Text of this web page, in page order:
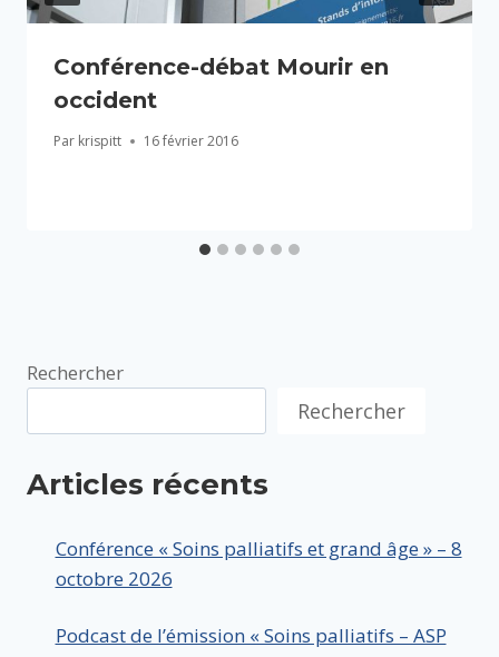
Conférence-débat Mourir en
occident
Par krispitt 16 février 2016
Rechercher
Rechercher
Articles récents
Conférence « Soins palliatifs et grand âge » – 8
octobre 2026
Podcast de l’émission « Soins palliatifs – ASP